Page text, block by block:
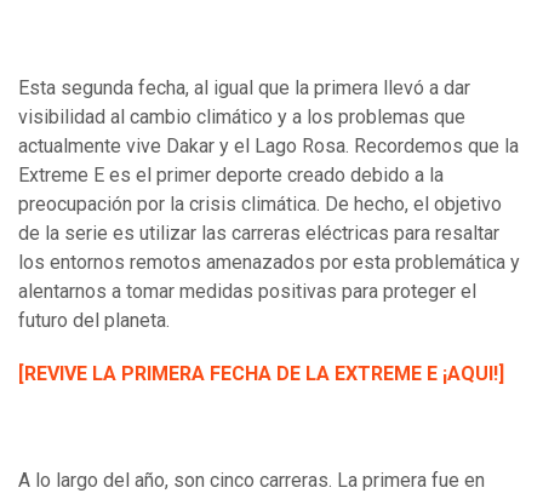
Esta segunda fecha, al igual que la primera llevó a dar
visibilidad al cambio climático y a los problemas que
actualmente vive Dakar y el Lago Rosa. Recordemos que la
Extreme E es el primer deporte creado debido a la
preocupación por la crisis climática. De hecho, el objetivo
de la serie es utilizar las carreras eléctricas para resaltar
los entornos remotos amenazados por esta problemática y
alentarnos a tomar medidas positivas para proteger el
futuro del planeta.
[REVIVE LA PRIMERA FECHA DE LA EXTREME E ¡AQUI!]
A lo largo del año, son cinco carreras. La primera fue en